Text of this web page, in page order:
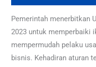
Pemerintah menerbitkan
2023 untuk memperbaiki
mempermudah pelaku
bisnis. Kehadiran aturan